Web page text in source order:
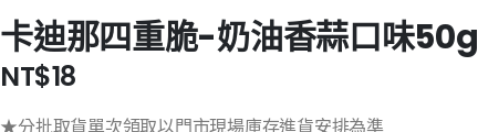
卡迪那四重脆-奶油香蒜口味50g
NT$18
★分批取貨單次領取以門市現場庫存進貨安排為準